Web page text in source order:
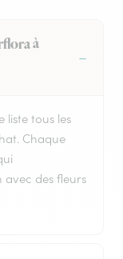
à
liste tous les
Chaque
des fleurs